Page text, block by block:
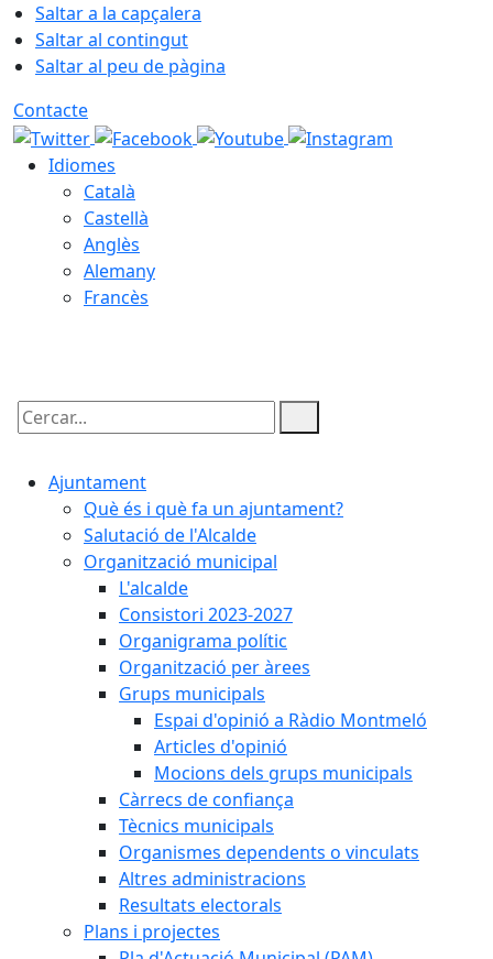
Saltar a la capçalera
Saltar al contingut
Saltar al peu de pàgina
Contacte
Idiomes
Català
Castellà
Anglès
Alemany
Francès
Cercar:
Ajuntament
Què és i què fa un ajuntament?
Salutació de l'Alcalde
Organització municipal
L'alcalde
Consistori 2023-2027
Organigrama polític
Organització per àrees
Grups municipals
Espai d'opinió a Ràdio Montmeló
Articles d'opinió
Mocions dels grups municipals
Càrrecs de confiança
Tècnics municipals
Organismes dependents o vinculats
Altres administracions
Resultats electorals
Plans i projectes